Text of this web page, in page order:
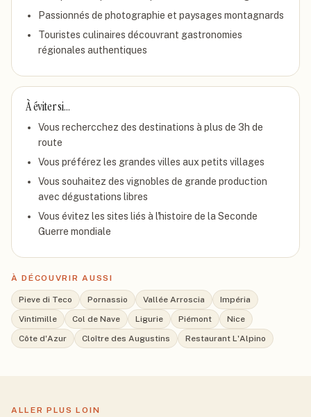
Passionnés de photographie et paysages montagnards
Touristes culinaires découvrant gastronomies
régionales authentiques
À éviter si…
Vous rechercchez des destinations à plus de 3h de
route
Vous préférez les grandes villes aux petits villages
Vous souhaitez des vignobles de grande production
avec dégustations libres
Vous évitez les sites liés à l'histoire de la Seconde
Guerre mondiale
À DÉCOUVRIR AUSSI
Pieve di Teco Pornassio Vallée Arroscia
Impéria
Vintimille
Col de Nave Ligurie Piémont
Nice
Côte d'Azur
Cloître des Augustins Restaurant L'Alpino
ALLER PLUS LOIN